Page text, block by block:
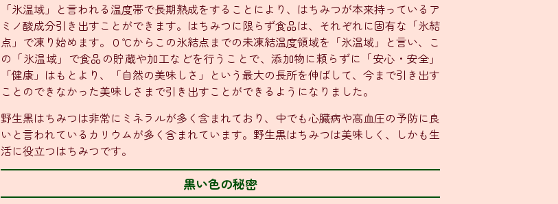
「氷温域」と言われる温度帯で長期熟成をすることにより、はちみつが本来持っているア
ミノ酸成分引き出すことができます。はちみつに限らず食品は、それぞれに固有な「氷結
点」で凍り始めます。０℃からこの氷結点までの未凍結温度領域を「氷温域」と言い、こ
の「氷温域」で食品の貯蔵や加工などを行うことで、添加物に頼らずに「安心・安全」
「健康」はもとより、「自然の美味しさ」という最大の長所を伸ばして、今まで引き出す
ことのできなかった美味しさまで引き出すことができるようになりました。
野生黒はちみつは非常にミネラルが多く含まれており、中でも心臓病や高血圧の予防に良
いと言われているカリウムが多く含まれています。野生黒はちみつは美味しく、しかも生
活に役立つはちみつです。
黒い色の秘密